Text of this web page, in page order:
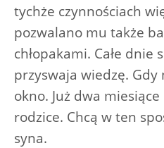
tychże czynnościach
pozwalano mu także
chłopakami. Całe dnie
przyswaja wiedzę.
okno. Już dwa
rodzice. Chcą w ten
syna.